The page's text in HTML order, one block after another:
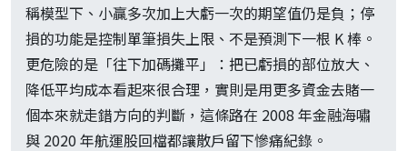
稱模型下、小贏多次加上大虧一次的期望值仍是負；停
損的功能是控制單筆損失上限、不是預測下一根 K 棒。
更危險的是「往下加碼攤平」：把已虧損的部位放大、
降低平均成本看起來很合理，實則是用更多資金去賭一
個本來就走錯方向的判斷，這條路在 2008 年金融海嘯
與 2020 年航運股回檔都讓散戶留下慘痛紀錄。